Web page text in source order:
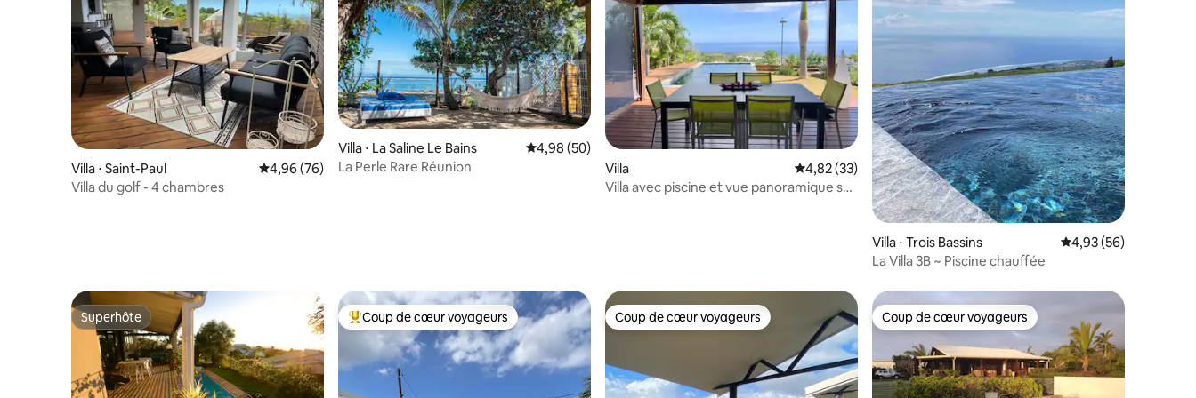
Villa ⋅ Saint-Paul Évaluation moyenne sur la base de 76 commentaires : 4,96 sur 5
4,96 (76)
Villa du golf - 4 chambres
Villa ⋅ La Saline Le Bains Évaluation moyenne sur la base de 50 commentaires : 4,98 sur 5
4,98 (50)
La Perle Rare Réunion
Villa Évaluation moyenne sur la base de 33 commentaires : 4,82 sur 5
4,82 (33)
Villa avec piscine et vue panoramique sur
Villa ⋅ Trois Bassins Évaluation moyenne
4,93 (56)
La Villa 3B ~ Piscine chauffée
Superhôte
Superhôte Coups de cœur voyageurs les plus appréciés
Coup de cœur voyageurs Coup de cœur voyageurs
Coup de cœur voyageurs Coup de cœur voyageurs
Coup de cœur voyageurs